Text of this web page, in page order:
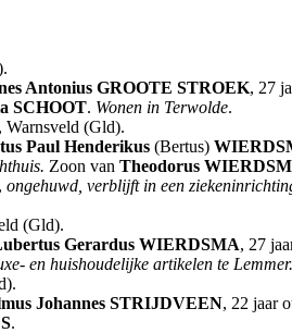
Antonius GROOTE STROEK, 27
SCHOOT. Wonen in Terwolde.
Warnsveld (Gld).
Paul Henderikus (Bertus)
Zoon van Theodorus
ongehuwd, verblijft in een
(Gld).
Gerardus WIERDSMA, 27
en huishoudelijke artikelen te Lemmer.
Johannes STRIJDVEEN, 22 jaar
.